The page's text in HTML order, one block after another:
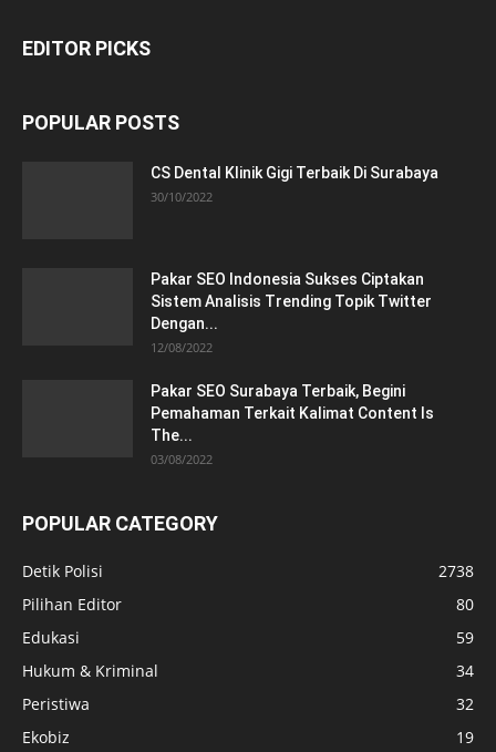
EDITOR PICKS
POPULAR POSTS
CS Dental Klinik Gigi Terbaik Di Surabaya
30/10/2022
Pakar SEO Indonesia Sukses Ciptakan
Sistem Analisis Trending Topik Twitter
Dengan...
12/08/2022
Pakar SEO Surabaya Terbaik, Begini
Pemahaman Terkait Kalimat Content Is
The...
03/08/2022
POPULAR CATEGORY
Detik Polisi
2738
Pilihan Editor
80
Edukasi
59
Hukum & Kriminal
34
Peristiwa
32
Ekobiz
19